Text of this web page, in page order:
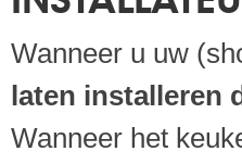
Wanneer u uw
laten installeren
Wanneer het